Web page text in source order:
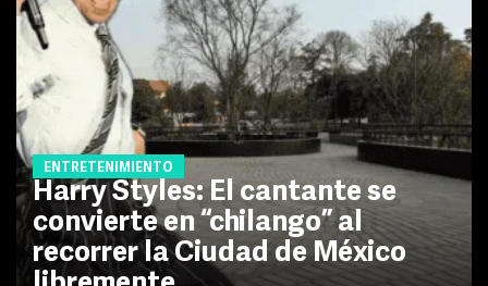
ENTRETENIMIENTO
Harry Styles: El cantante se
convierte en “chilango” al
recorrer la Ciudad de México